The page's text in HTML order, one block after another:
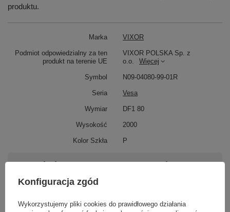
produktu.
Marka VIXOR
Podmiot odpowiedzialny za ten
produkt na terenie UE
VIXOR POLSKA Sp. z
o.o.
Więcej
Symbol N09-04080-99-01R
Seria Vesa
Wymiar DF1 80
Wysokość 2000
Kolor Szkła P
Potrzebujesz pomocy? Masz pytania?
Zadaj pytanie a my odpowiemy niezwłocznie,
najciekawsze pytania i odpowiedzi publikując
Konfiguracja zgód
Wykorzystujemy pliki cookies do prawidłowego działania